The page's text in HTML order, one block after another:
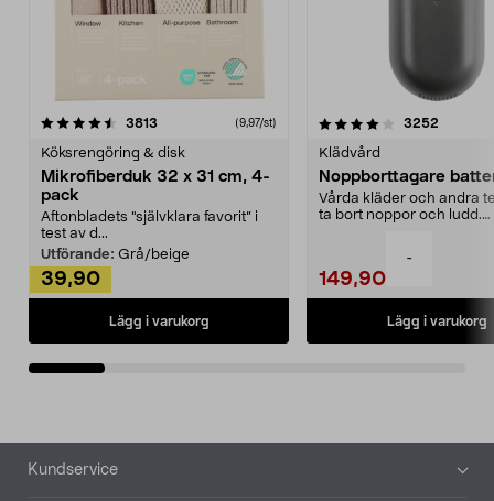
-
3813 (9,97/st)
Köksrengöring & disk
Mikrofiberduk 32 x 31 cm, 4-
pack
Aftonbladets "självklara favorit” i
test av d...
Utförande: Grå/beige
39,90
Lägg i varukorg
4.0av 5 stjärnor 3252
Klädvård
Noppborttagare
Vårda kläder och andra
ta bort noppor och ludd.
149,90
Lägg i varukorg
4.5av 5 stjärnor
Sidfot
Kundservice